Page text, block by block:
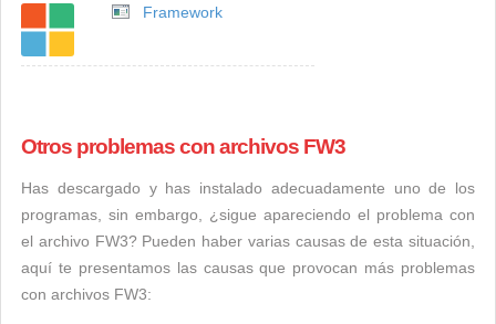
Framework
Otros problemas con archivos FW3
Has descargado y has instalado adecuadamente uno de los
programas, sin embargo, ¿sigue apareciendo el problema con
el archivo FW3? Pueden haber varias causas de esta situación,
aquí te presentamos las causas que provocan más problemas
con archivos FW3: